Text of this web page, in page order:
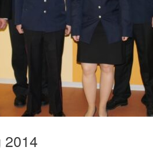
2014